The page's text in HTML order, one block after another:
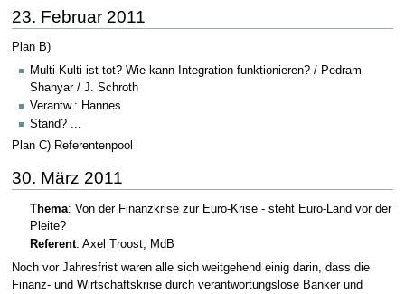
23. Februar 2011
Plan B)
Multi-Kulti ist tot? Wie kann Integration funktionieren? / Pedram
Shahyar / J. Schroth
Verantw.: Hannes
Stand? ...
Plan C) Referentenpool
30. März 2011
Thema: Von der Finanzkrise zur Euro-Krise - steht Euro-Land vor der
Pleite?
Referent: Axel Troost, MdB
Noch vor Jahresfrist waren alle sich weitgehend einig darin, dass die
Finanz- und Wirtschaftskrise durch verantwortungslose Banker und